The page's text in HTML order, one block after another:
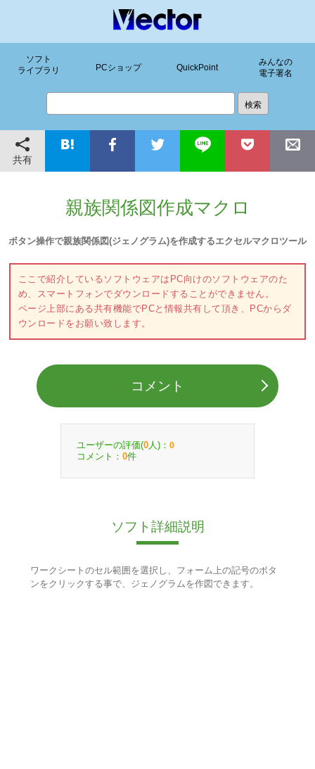
ソフト
ライブラリ
PCショップ QuickPoint
みんなの
電子署名
共有
親族関係図作成マクロ
ボタン操作で親族関係図(ジェノグラム)を作成するエクセルマクロツール
ここで紹介しているソフトウェアはPC向けのソフトウェアのた
め、スマートフォンでダウンロードすることができません。
ページ上部にある共有機能でPCと情報共有して頂き、PCからダ
ウンロードをお願い致します。
コメント
ユーザーの評価(0 人)： 0
コメント： 0件
ソフト詳細説明
ワークシートのセル範囲を選択し、フォーム上の記号のボタ
ンをクリックする事で、ジェノグラムを作図できます。